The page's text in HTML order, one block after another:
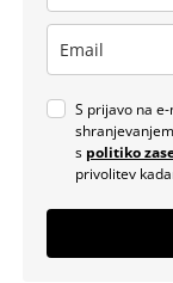
S prijavo na
s politiko
privolitev